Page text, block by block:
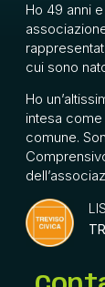
Ho 49 anni
cui sono
Ho
intesa
comune.